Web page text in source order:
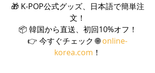
🎁 K-POP公式グッズ、日本語で簡単注
文！
📦 韓国から直送、初回10%オフ！
👉 今すぐチェック 🌐 online-
korea.com ！